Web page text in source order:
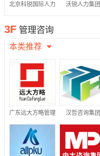
北京科锐国际人力 沃锐人力集团
3F 管理咨询
本类推荐
广东远大方略管理
咨询有限公司
汉哲咨询集团